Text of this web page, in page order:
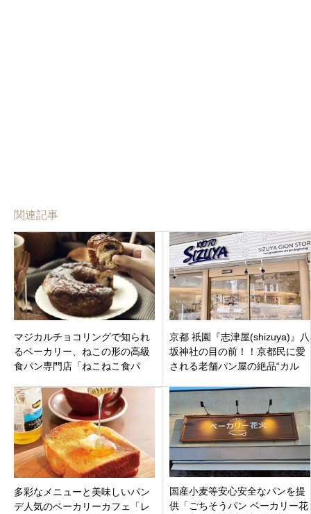
関連記事
マジカルチョコリングで知られ
るベーカリー、ねこの形の高級
食パン専門店「ねこねこ食パ
ィーク イオンモール羽生店」埼
玉県羽生市 9月24日（金）オー
プン
京都 祇園『志津屋(shizuya)』八
坂神社の目の前！！京都民に愛
される老舗パン屋の絶品“カル
多彩なメニューと美味しいパン
デ人気のベーカリーカフェ「レ
国産小麦等安心安全なパンを提
供「ごちそうパン ベーカリー花